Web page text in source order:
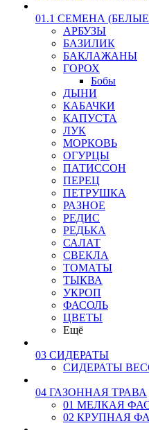
01.1 СЕМЕНА
АРБУЗЫ
БАЗИЛИК
БАКЛАЖАНЫ
ГОРОХ
Бобы
ДЫНИ
КАБАЧКИ
КАПУСТА
ЛУК
МОРКОВЬ
ОГУРЦЫ
ПАТИССОН
ПЕРЕЦ
ПЕТРУШКА
РАЗНОЕ
РЕДИС
РЕДЬКА
САЛАТ
СВЕКЛА
ТОМАТЫ
ТЫКВА
УКРОП
ФАСОЛЬ
ЦВЕТЫ
Ещё
03 СИДЕРАТЫ
СИДЕРАТЫ
04 ГАЗОННАЯ ТРАВА
01 МЕЛКАЯ
02 КРУПНАЯ